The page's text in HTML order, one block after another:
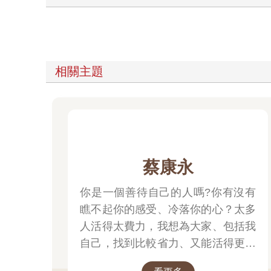
相關主題
蔡康永
你是一個善待自己的人嗎?你有沒有
瞧不起你的感受、冷落你的心？太多
人活得太費力，我想為大家、包括我
自己，找到比較省力、又能活得更舒
服、也更滿足的方法。所以我寫了這